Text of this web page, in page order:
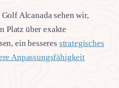
Alcanada sehen wir,
Platz über exakte
ein besseres strategisches
Anpassungsfähigkeit